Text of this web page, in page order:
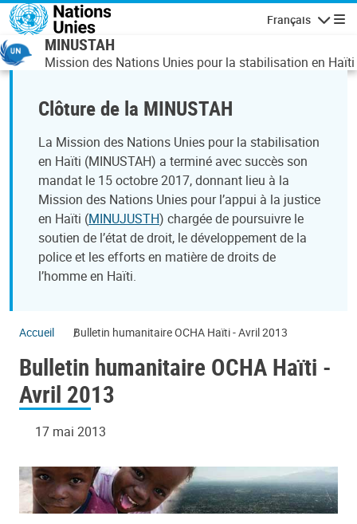
Aller au contenu principal
Français
MINUSTAH
Mission des Nations Unies pour la stabilisation en Haïti
Clôture de la MINUSTAH
La Mission des Nations Unies pour la stabilisation
en Haïti (MINUSTAH) a terminé avec succès son
mandat le 15 octobre 2017, donnant lieu à la
Mission des Nations Unies pour l’appui à la justice
en Haïti (MINUJUSTH) chargée de poursuivre le
soutien de l’état de droit, le développement de la
police et les efforts en matière de droits de
l’homme en Haïti.
Accueil Bulletin humanitaire OCHA Haïti - Avril 2013
Bulletin humanitaire OCHA Haïti -
Avril 2013
17 mai 2013